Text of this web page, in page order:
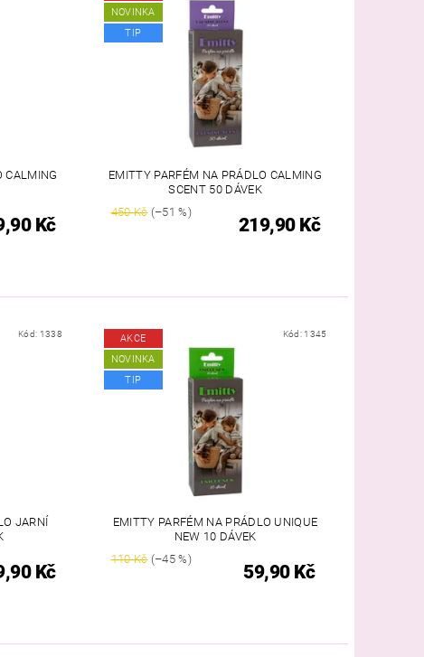
CALMING
Kč
NOVINKA
TIP
EMITTY PARFÉM NA PRÁDLO CALMING
SCENT 50 DÁVEK
450 Kč(–51 %)
219,90 Kč
Kód: 1338
JARNÍ
Kč
AKCE
NOVINKA
TIP
Kód: 1345
EMITTY PARFÉM NA PRÁDLO UNIQUE
NEW 10 DÁVEK
110 Kč(–45 %)
59,90 Kč